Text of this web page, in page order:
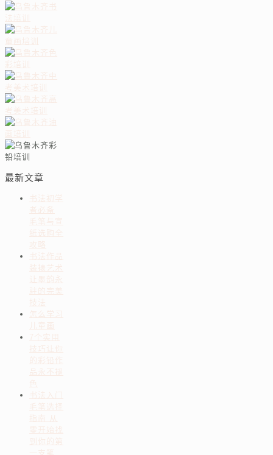
最新文章
书法初学
者必备
毛笔与宣
纸选购全
攻略
书法作品
装裱艺术
让墨韵永
驻的完美
技法
怎么学习
儿童画
7个实用
技巧让你
的彩铅作
品永不褪
色
书法入门
毛笔选择
指南 从
零开始找
到你的第
一支笔